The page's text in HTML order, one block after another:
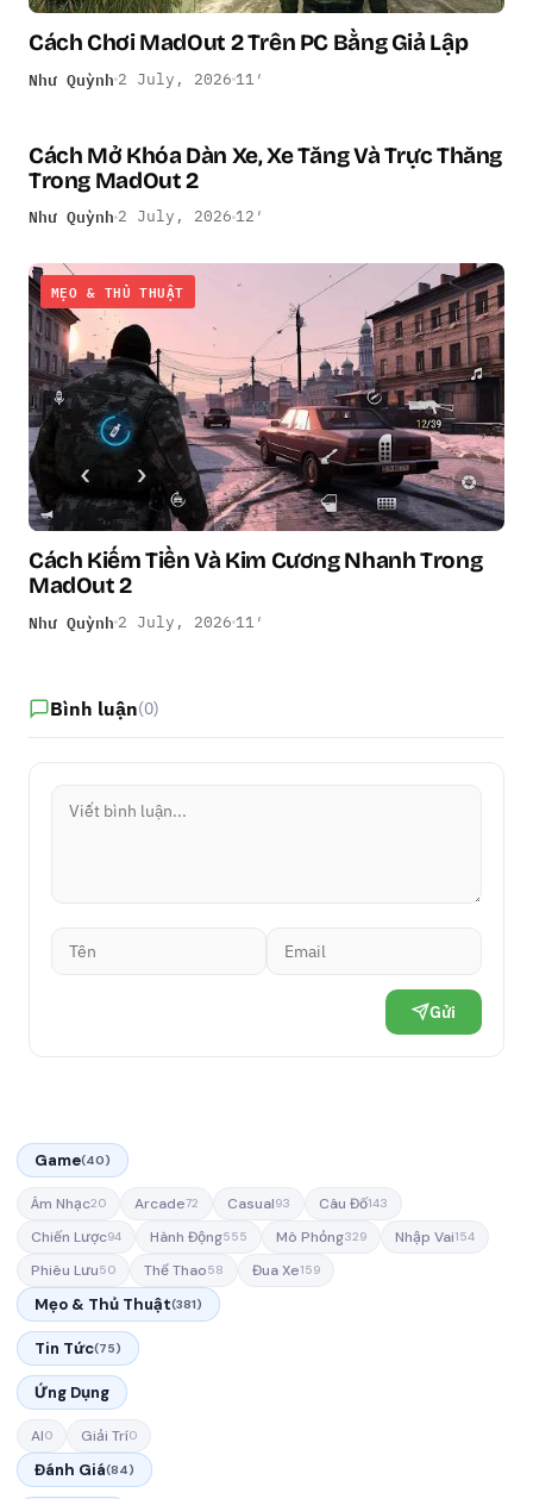
Cách Chơi MadOut 2 Trên PC Bằng Giả Lập
Như Quỳnh 2 July, 2026 11′
MẸO & THỦ THUẬT
Cách Mở Khóa Dàn Xe, Xe Tăng Và Trực Thăng
Trong MadOut 2
Như Quỳnh 2 July, 2026 12′
MẸO & THỦ THUẬT
Cách Kiếm Tiền Và Kim Cương Nhanh Trong
MadOut 2
Như Quỳnh 2 July, 2026 11′
Bình luận(0)
Gửi
Game(40)
Âm Nhạc20 Arcade72 Casual93 Câu Đố143
Chiến Lược94 Hành Động555 Mô Phỏng329 Nhập Vai154
Phiêu Lưu50 Thể Thao58 Đua Xe159
Mẹo & Thủ Thuật(381)
Tin Tức(75)
Ứng Dụng
AI0 Giải Trí0
Đánh Giá(84)